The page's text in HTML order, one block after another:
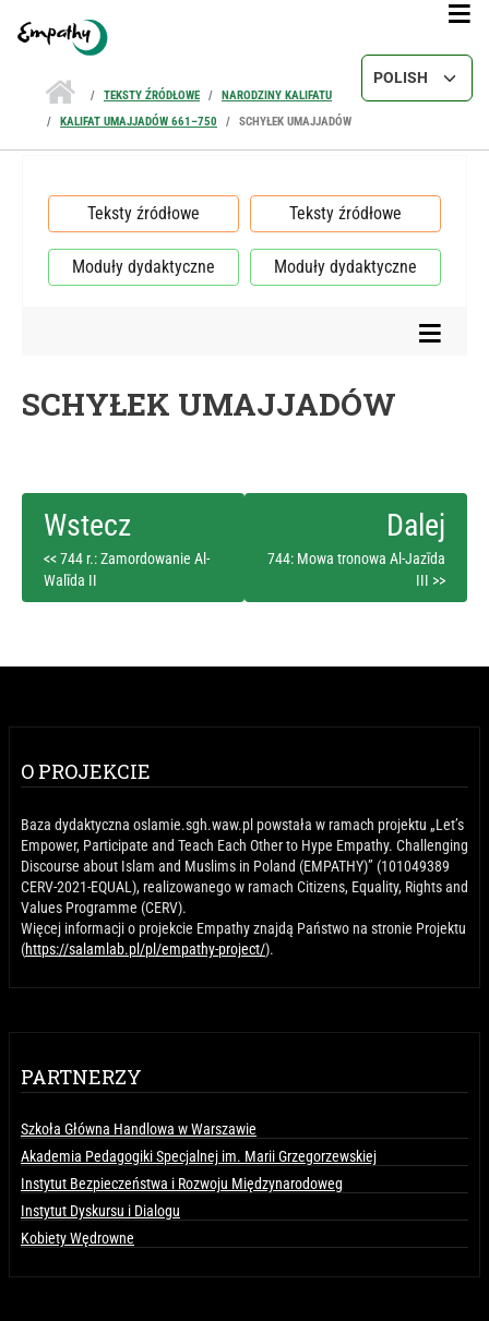
Select your
TEKSTY ŹRÓDŁOWE
NARODZINY KALIFATU
KALIFAT UMAJJADÓW 661–750
SCHYŁEK UMAJJADÓW
SCHYŁEK UMAJJADÓW
<< 744 r.: Zamordowanie Al-
Walīda II
744: Mowa tronowa Al-Jazīda
III >>
Teksty źródłowe Teksty źródłowe
Moduły dydaktyczne Moduły dydaktyczne
O PROJEKCIE
Baza dydaktyczna oslamie.sgh.waw.pl powstała w ramach projektu „Let’s
Empower, Participate and Teach Each Other to Hype Empathy. Challenging
Discourse about Islam and Muslims in Poland (EMPATHY)” (101049389
CERV-2021-EQUAL), realizowanego w ramach Citizens, Equality, Rights and
Values Programme (CERV).
Więcej informacji o projekcie Empathy znajdą Państwo na stronie Projektu
(https://salamlab.pl/pl/empathy-project/).
PARTNERZY
Szkoła Główna Handlowa w Warszawie
Akademia Pedagogiki Specjalnej im. Marii Grzegorzewskiej
Instytut Bezpieczeństwa i Rozwoju Międzynarodoweg
Instytut Dyskursu i Dialogu
Kobiety Wędrowne